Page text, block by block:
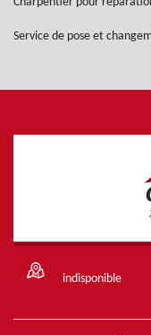
Service de pose et
indisponible